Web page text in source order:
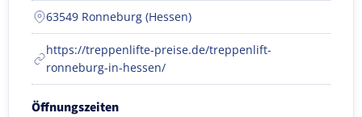
63549 Ronneburg (Hessen)
https://treppenlifte-preise.de/treppenlift-
ronneburg-in-hessen/
Öffnungszeiten